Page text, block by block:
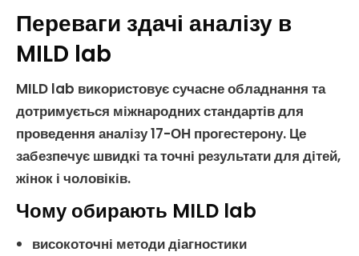
Переваги здачі аналізу в
MILD lab
MILD lab використовує сучасне обладнання та
дотримується міжнародних стандартів для
проведення аналізу 17-ОН прогестерону. Це
забезпечує швидкі та точні результати для дітей,
жінок і чоловіків.
Чому обирають MILD lab
високоточні методи діагностики